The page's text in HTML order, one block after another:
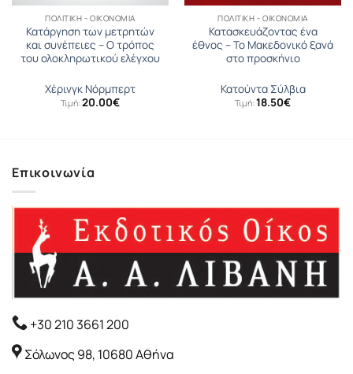
ΠΟΛΙΤΙΚΉ - ΟΙΚΟΝΟΜΊΑ
Κατάργηση των μετρητών
και συνέπειες – Ο τρόπος
του ολοκληρωτικού ελέγχου
Χέρινγκ Νόρμπερτ
Τιμή: 20.00€
ΠΟΛΙΤΙΚΉ - ΟΙΚΟΝΟΜΊΑ
Κατασκευάζοντας ένα
έθνος – Το Μακεδονικό ξανά
στο προσκήνιο
Κατούντα Σύλβια
Τιμή: 18.50€
Επικοινωνία
+30 210 3661 200
Σόλωνος 98, 10680 Αθήνα